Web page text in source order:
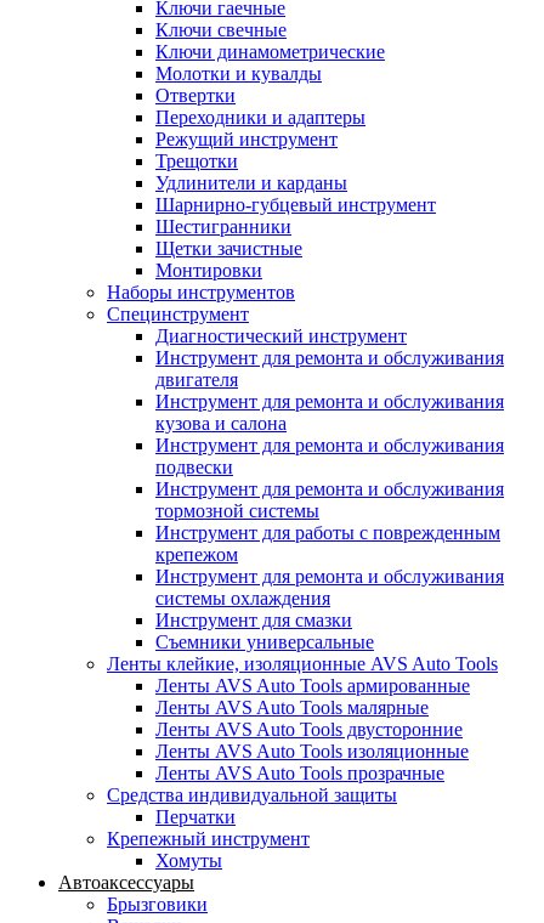
Ключи гаечные
Ключи свечные
Ключи динамометрические
Молотки и кувалды
Отвертки
Переходники и адаптеры
Режущий инструмент
Трещотки
Удлинители и карданы
Шарнирно-губцевый инструмент
Шестигранники
Щетки зачистные
Монтировки
Наборы инструментов
Специнструмент
Диагностический инструмент
Инструмент для ремонта и обслуживания
двигателя
Инструмент для ремонта и обслуживания
кузова и салона
Инструмент для ремонта и обслуживания
подвески
Инструмент для ремонта и обслуживания
тормозной системы
Инструмент для работы с поврежденным
крепежом
Инструмент для ремонта и обслуживания
системы охлаждения
Инструмент для смазки
Съемники универсальные
Ленты клейкие, изоляционные AVS Auto Tools
Ленты AVS Auto Tools армированные
Ленты AVS Auto Tools малярные
Ленты AVS Auto Tools двусторонние
Ленты AVS Auto Tools изоляционные
Ленты AVS Auto Tools прозрачные
Средства индивидуальной защиты
Перчатки
Крепежный инструмент
Хомуты
Автоаксессуары
Брызговики